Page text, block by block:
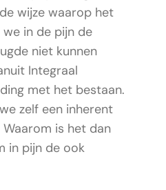
wijze waarop het
in de pijn de
niet kunnen
Integraal
met het bestaan.
zelf een inherent
is het dan
in pijn de ook